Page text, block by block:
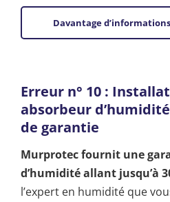
Davantage
Erreur n° 10 :
absorbeur
de garantie
Murprotec fournit une
d’humidité allant jusqu’à
l’expert en humidité que